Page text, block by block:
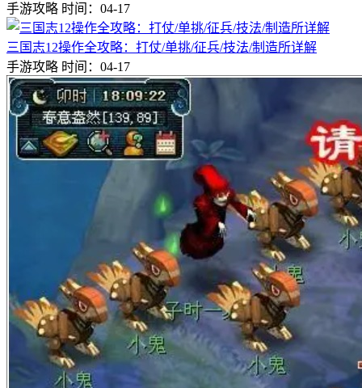
手游攻略 时间：04-17
三国志12操作全攻略：打仗/单挑/征兵/技法/制造所详解
手游攻略 时间：04-17